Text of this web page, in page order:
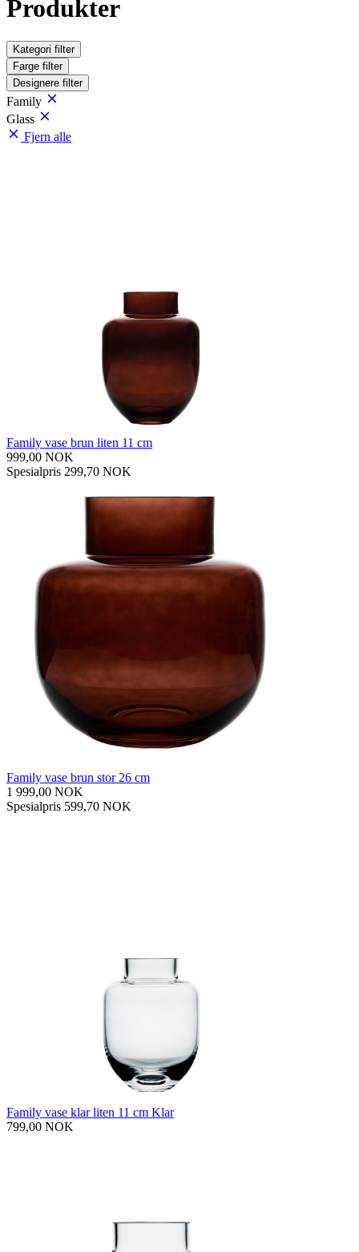
Produkter
Kategori filter
Farge filter
Designere filter
Family
Glass
Fjern alle
Family vase brun liten 11 cm
999,00 NOK
Spesialpris 299,70 NOK
Family vase brun stor 26 cm
1 999,00 NOK
Spesialpris 599,70 NOK
Family vase klar liten 11 cm Klar
799,00 NOK